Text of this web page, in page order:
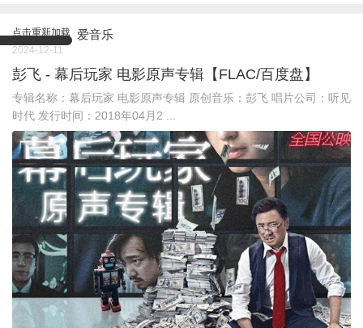
点击重新加载 爱音乐
2024-12-11
彭飞 - 幕后玩家 电影原声专辑【FLAC/百度盘】
专辑名称：幕后玩家 电影原声专辑 原创音乐：彭飞 唱片公司：听见
时代 发行时间：2018年04月2 ...